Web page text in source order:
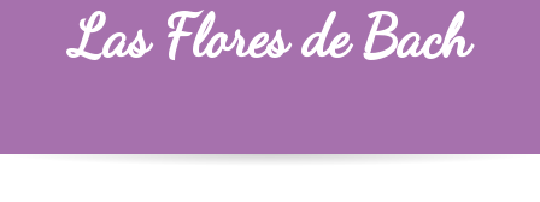
Las Flores de Bach